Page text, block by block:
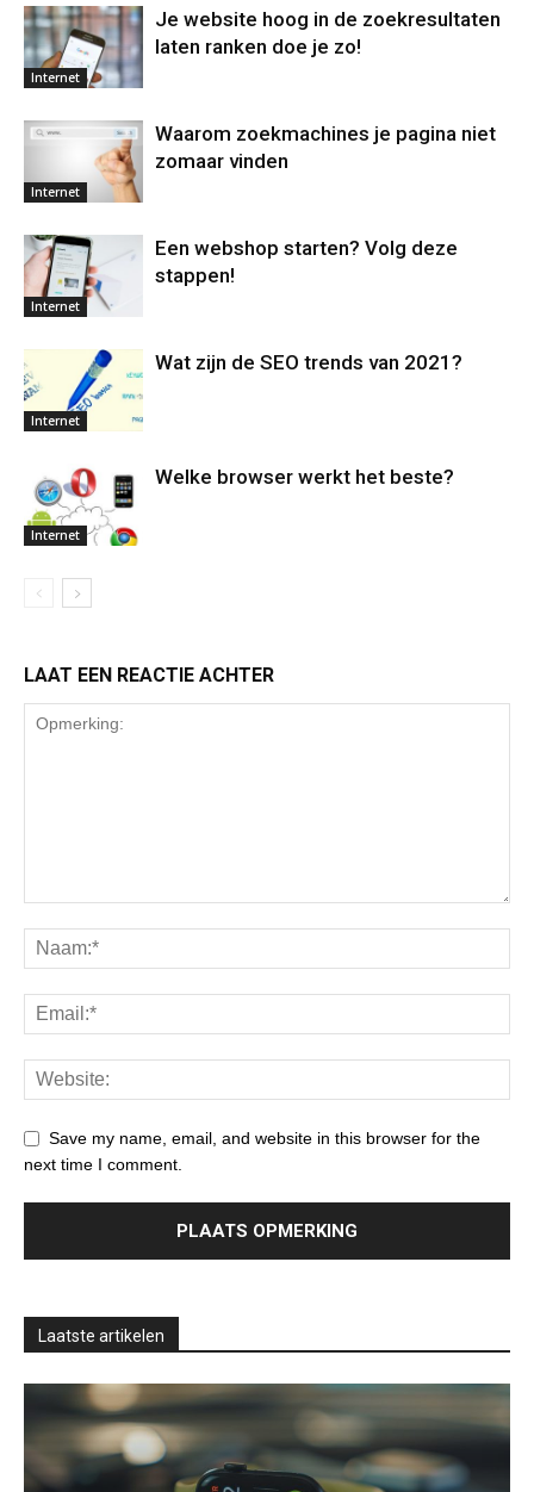
Internet
Je website hoog in de zoekresultaten
laten ranken doe je zo!
Internet
Waarom zoekmachines je pagina niet
zomaar vinden
Internet
Een webshop starten? Volg deze
stappen!
Internet
Wat zijn de SEO trends van 2021?
Internet
Welke browser werkt het beste?
LAAT EEN REACTIE ACHTER
Save my name, email, and website in this browser for the
next time I comment.
Laatste artikelen